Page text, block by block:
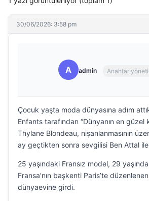
30/06/2026: 3:58 pm
A admin Anahtar
Çocuk yaşta moda dünyasına adım
Enfants tarafından “Dünyanın en güzel
Thylane Blondeau, nişanlanmasının
ay geçtikten sonra sevgilisi Ben Attal
25 yaşındaki Fransız model, 29
Fransa’nın başkenti Paris’te
dünyaevine girdi.